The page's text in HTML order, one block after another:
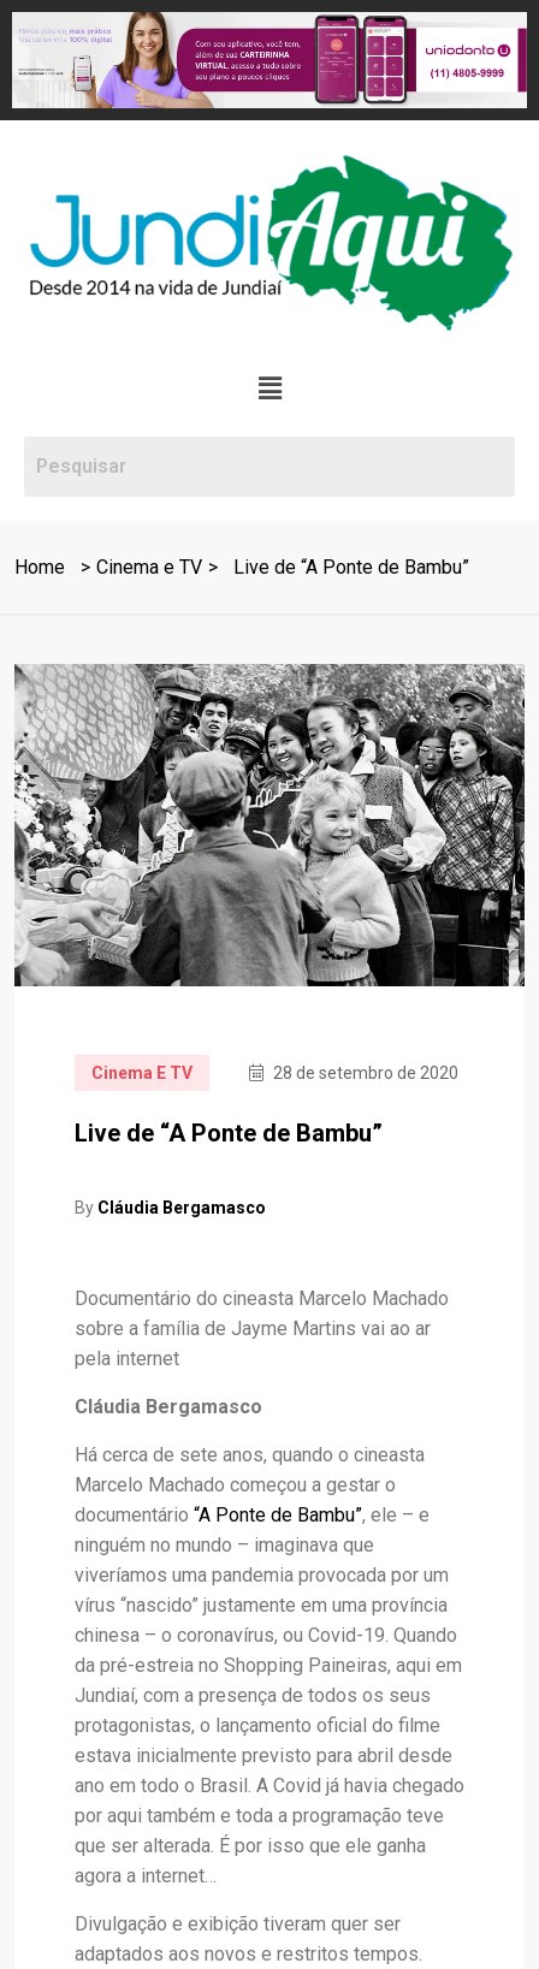
Home Cinema e TV Live de “A Ponte de Bambu”
Cinema E TV 28 de setembro de 2020
Live de “A Ponte de Bambu”
By Cláudia Bergamasco
Documentário do cineasta Marcelo Machado
sobre a família de Jayme Martins vai ao ar
pela internet
Cláudia Bergamasco
Há cerca de sete anos, quando o cineasta
Marcelo Machado começou a gestar o
documentário “A Ponte de Bambu”, ele – e
ninguém no mundo – imaginava que
viveríamos uma pandemia provocada por um
vírus “nascido” justamente em uma província
chinesa – o coronavírus, ou Covid-19. Quando
da pré-estreia no Shopping Paineiras, aqui em
Jundiaí, com a presença de todos os seus
protagonistas, o lançamento oficial do filme
estava inicialmente previsto para abril desde
ano em todo o Brasil. A Covid já havia chegado
por aqui também e toda a programação teve
que ser alterada. É por isso que ele ganha
agora a internet…
Divulgação e exibição tiveram quer ser
adaptados aos novos e restritos tempos.